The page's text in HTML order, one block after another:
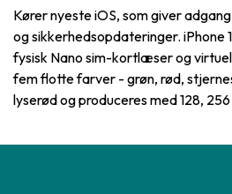
Kører nyeste iOS, som giver
og sikkerhedsopdateringer. iPhone
fysisk Nano sim-kortlæser og virtuel
fem flotte farver - grøn, rød,
lyserød og produceres med 128, 256